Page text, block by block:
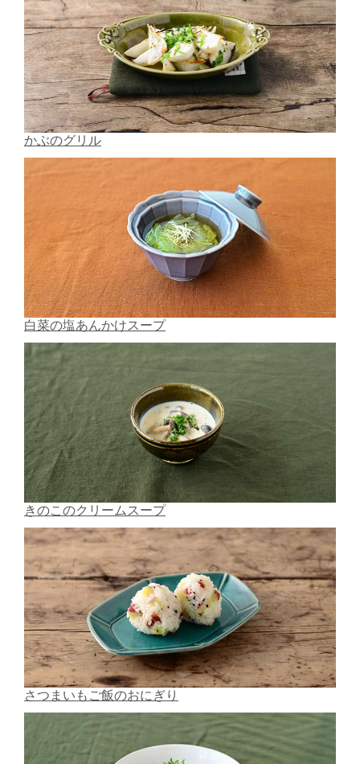
かぶのグリル
白菜の塩あんかけスープ
きのこのクリームスープ
さつまいもご飯のおにぎり